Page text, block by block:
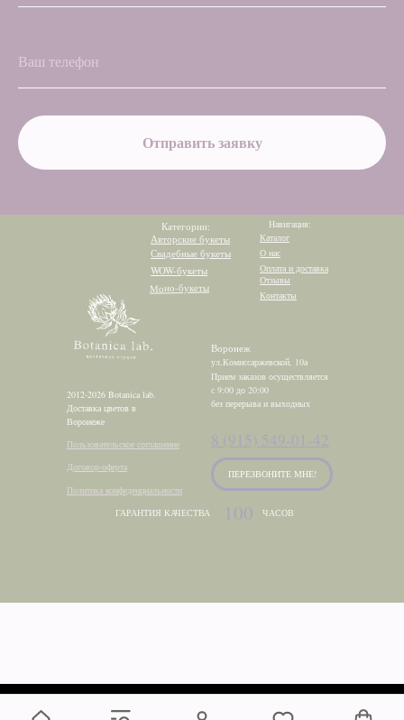
Отправить заявку
2012-2026 Botanica lab.
Доставка цветов в
Воронеже
Договор-оферта
Пользовательское соглашение
Политика конфеденциальности
ПЕРЕЗВОНИТЕ МНЕ!
Контакты
Отзывы
Оплата и доставка
О нас
Каталог
Навигация:
Категории:
Моно-букеты
WOW-букеты
Свадебные букеты
Авторские букеты
ГАРАНТИЯ КАЧЕСТВА ЧАСОВ
Прием заказов осуществляется
с 9:00 до 20:00
без перерыва и выходных
ул.Комиссаржевской, 10а
Воронеж